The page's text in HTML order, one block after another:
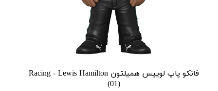
فانکو پاپ لوییس همیلتون Racing - Lewis Hamilton
(01)